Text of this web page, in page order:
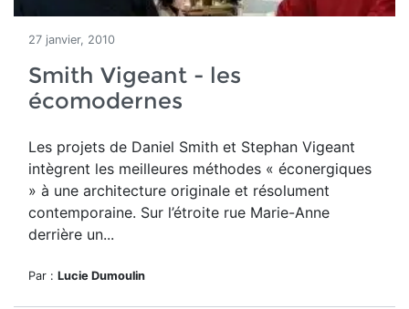
27 janvier, 2010
Smith Vigeant - les
écomodernes
Les projets de Daniel Smith et Stephan Vigeant
intègrent les meilleures méthodes « éconergiques
» à une architecture originale et résolument
contemporaine. Sur l’étroite rue Marie-Anne
derrière un...
Par : Lucie Dumoulin